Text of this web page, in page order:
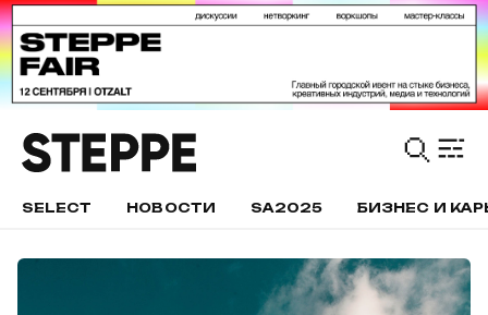
SELECT НОВОСТИ SA2025 БИЗНЕС И